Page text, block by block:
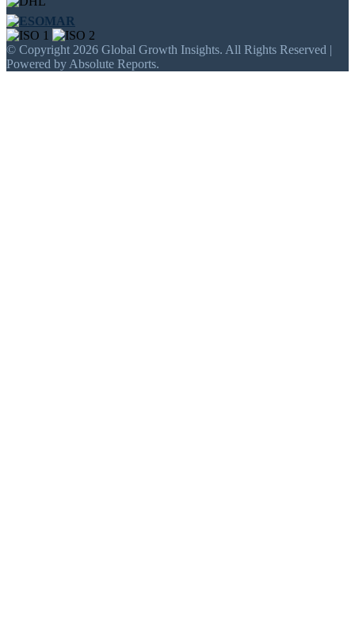
© Copyright 2026 Global Growth Insights. All Rights Reserved |
Powered by Absolute Reports.